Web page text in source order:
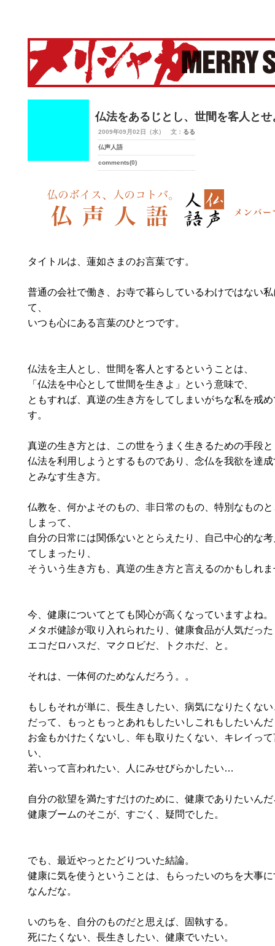
仏法をあるじとし、世間を客人とせ
2009年09月02日（水） 文： るる
仏声人語
comments(0)
タイトルは、蓮如さまのお言葉です。
普通の会社で働き、お寺で暮らしているわけではない
て、
いつも心にある言葉のひとつです。
仏法を主人とし、世間を客人とするということは、
「仏法を中心として世間を生きよ」という意味で、
ともすれば、真逆の生き方をしてしまいがちな私を戒
す。
真逆の生き方とは、この世をうまく生きるための手段
仏法を利用しようとするものであり、念仏を我欲を達
とみなす生き方。
仏教を、何かよそのもの、非日常のもの、特別なもの
しまって、
自分の日常には関係ないととらえたり、自己中心的な
てしまったり、
そういう生き方も、真逆の生き方と言えるのかもしれ
今、健康についてとても関心が高くなっていますよね。
メタボ健診が取り入れられたり、健康食品が人気だっ
エコだロハスだ、マクロビだ、トクホだ、と。
それは、一体何のためなんだろう。。
もしもそれが単に、長生きしたい、病気になりたくな
だって、もっともっとあれもしたいしこれもしたいん
お金もかけたくないし、年も取りたくない、キレイっ
い、
若いって言われたい、人にみせびらかしたい…
自分の欲望を満たすだけのために、健康でありたいん
健康ブームのそこが、すごく、疑問でした。
でも、最近やっとたどりついた結論。
健康に気を使うということは、もらったいのちを大事
なんだな。
いのちを、自分のものだと思えば、固執する。
死にたくない、長生きしたい、健康でいたい。